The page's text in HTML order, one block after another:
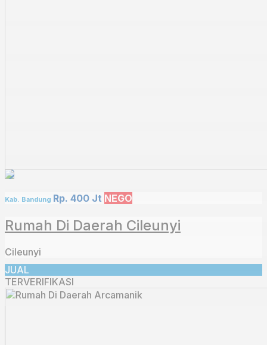
Kab. Bandung Rp. 400 Jt NEGO
Rumah Di Daerah Cileunyi
Cileunyi
JUAL
TERVERIFIKASI